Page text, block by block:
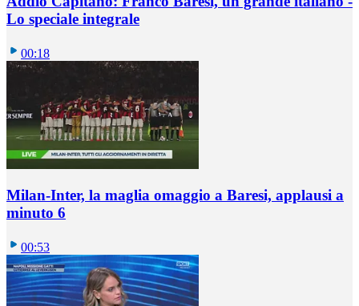
Lo speciale integrale
00:18
Milan-Inter, la maglia omaggio a Baresi, applausi a
minuto 6
00:53